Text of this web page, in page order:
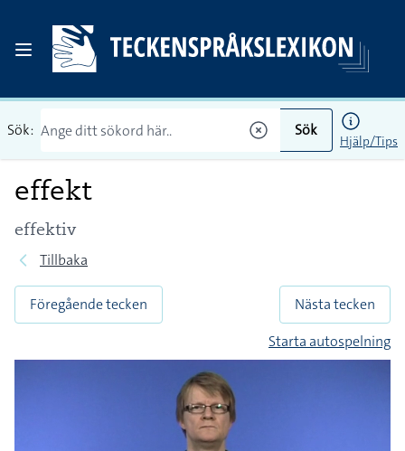
Sök: Sök
Hjälp/Tips
effekt
effektiv
Tillbaka
Föregående tecken
Nästa tecken
Starta autospelning